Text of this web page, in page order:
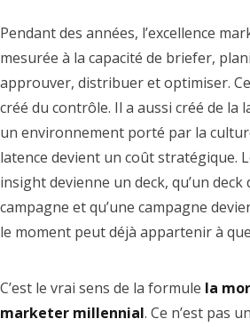
Pendant des années, l’excellence
mesurée à la capacité de briefer,
approuver, distribuer et optimiser.
créé du contrôle. Il a aussi créé de la
un environnement porté par la
latence devient un coût stratégique.
insight devienne un deck, qu’un deck
campagne et qu’une campagne
le moment peut déjà appartenir à
C’est le vrai sens de la formule la
marketer millennial. Ce n’est pas